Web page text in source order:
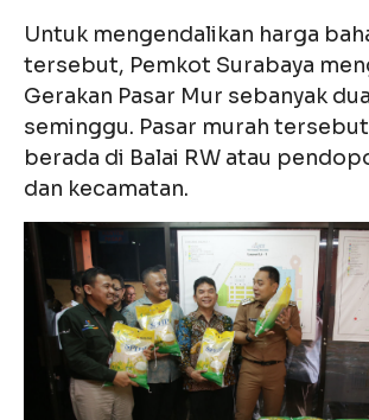
Untuk mengendalikan harga
tersebut, Pemkot Surabaya
Gerakan Pasar Mur sebanyak
seminggu. Pasar murah
berada di Balai RW atau
dan kecamatan.